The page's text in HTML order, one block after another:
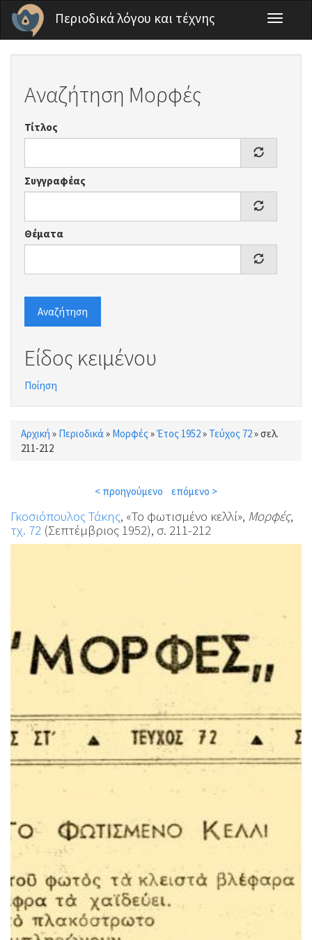
Παράκαμψη προς το κυρίως περιεχόμενο
Περιοδικά λόγου και τέχνης
Toggle
Αναζήτηση Μορφές
Τίτλος
Συγγραφέας
Θέματα
Αναζήτηση
Είδος κειμένου
Ποίηση
Είστε εδώ
Αρχική » Περιοδικά » Μορφές »Έτος 1952» Τεύχος 72»σελ.
211-212
< προηγούμενο επόμενο >
Γκοσιόπουλος Τάκης, «Το φωτισμένο κελλί», Μορφές,
τχ. 72 (Σεπτέμβριος 1952), σ. 211-212